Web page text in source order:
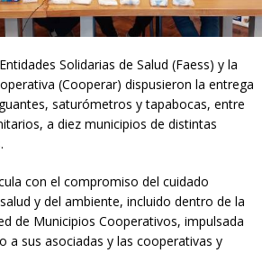
Solidarias de Salud (Faess) y la
(Cooperar) dispusieron la entrega
saturómetros y tapabocas, entre
a diez municipios de distintas
con el compromiso del cuidado
y del ambiente, incluido dentro de la
de Municipios Cooperativos, impulsada
a sus asociadas y las cooperativas y